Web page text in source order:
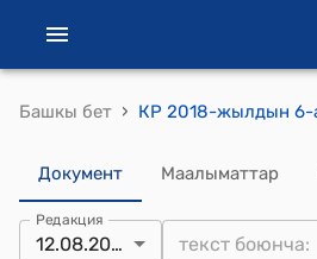
Башкы бет ›
Документ Маалыматтар
Редакция
12.08.2025